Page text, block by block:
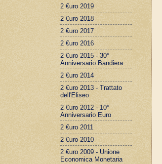
2 €uro 2019
2 €uro 2018
2 €uro 2017
2 €uro 2016
2 €uro 2015 - 30°
Anniversario Bandiera
2 €uro 2014
2 €uro 2013 - Trattato
dell'Eliseo
2 €uro 2012 - 10°
Anniversario Euro
2 €uro 2011
2 €uro 2010
2 €uro 2009 - Unione
Economica Monetaria